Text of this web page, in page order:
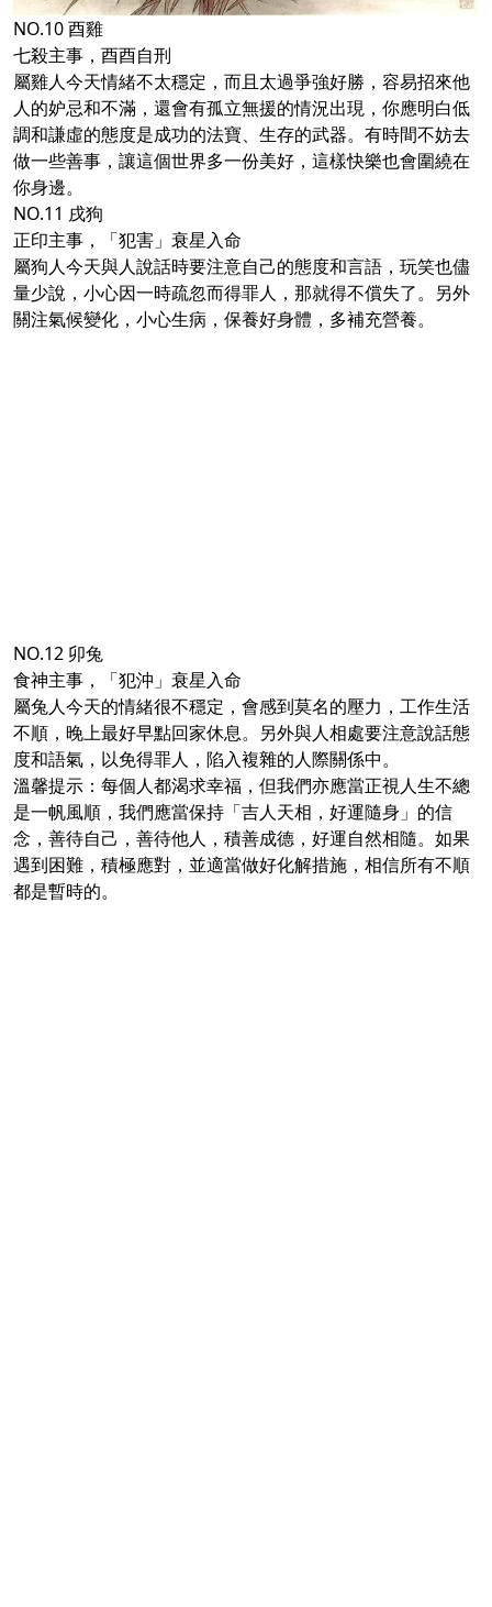
NO.10 酉雞
七殺主事，酉酉自刑
屬雞人今天情緒不太穩定，而且太過爭強好勝，容易招來他
人的妒忌和不滿，還會有孤立無援的情況出現，你應明白低
調和謙虛的態度是成功的法寶、生存的武器。有時間不妨去
做一些善事，讓這個世界多一份美好，這樣快樂也會圍繞在
你身邊。
NO.11 戌狗
正印主事，「犯害」衰星入命
屬狗人今天與人說話時要注意自己的態度和言語，玩笑也儘
量少說，小心因一時疏忽而得罪人，那就得不償失了。另外
關注氣候變化，小心生病，保養好身體，多補充營養。
NO.12 卯兔
食神主事，「犯沖」衰星入命
屬兔人今天的情緒很不穩定，會感到莫名的壓力，工作生活
不順，晚上最好早點回家休息。另外與人相處要注意說話態
度和語氣，以免得罪人，陷入複雜的人際關係中。
溫馨提示：每個人都渴求幸福，但我們亦應當正視人生不總
是一帆風順，我們應當保持「吉人天相，好運隨身」的信
念，善待自己，善待他人，積善成德，好運自然相隨。如果
遇到困難，積極應對，並適當做好化解措施，相信所有不順
都是暫時的。